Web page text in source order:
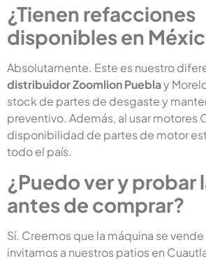
¿Tienen refacciones
disponibles en
Absolutamente. Este es nuestro
distribuidor Zoomlion Pueblay
stock de partes de desgaste y
preventivo. Además, al usar motores
disponibilidad de partes de motor
todo el país.
¿Puedo ver y probar
antes de comprar?
Sí. Creemos que la máquina se vende
invitamos a nuestros patios en